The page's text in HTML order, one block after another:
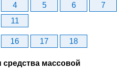
4 5 6
7
11
16 17 18
средства массовой